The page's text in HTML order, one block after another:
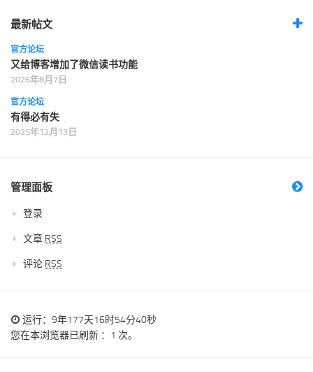
最新帖文
官方论坛
又给博客增加了微信读书功能
2026年8月7日
官方论坛
有得必有失
2025年12月13日
管理面板
登录
文章 RSS
评论 RSS
运行：9年177天16时54分40秒
您在本浏览器已刷新 ：1 次。